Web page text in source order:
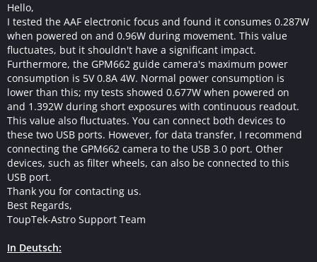
Hello,
I tested the AAF electronic focus and found it consumes 0.287W
when powered on and 0.96W during movement. This value
fluctuates, but it shouldn't have a significant impact.
Furthermore, the GPM662 guide camera's maximum power
consumption is 5V 0.8A 4W. Normal power consumption is
lower than this; my tests showed 0.677W when powered on
and 1.392W during short exposures with continuous readout.
This value also fluctuates. You can connect both devices to
these two USB ports. However, for data transfer, I recommend
connecting the GPM662 camera to the USB 3.0 port. Other
devices, such as filter wheels, can also be connected to this
USB port.
Thank you for contacting us.
Best Regards,
ToupTek-Astro Support Team
In Deutsch: